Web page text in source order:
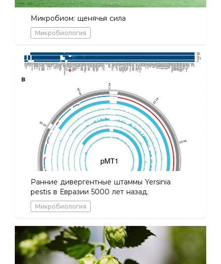
Микробиом: щенячья сила
Микробиология
Ранние дивергентные штаммы Yersinia
pestis в Евразии 5000 лет назад.
Микробиология